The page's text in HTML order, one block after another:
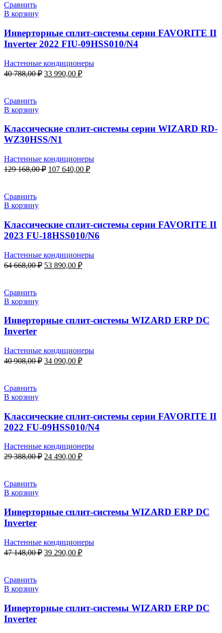
Сравнить
В корзину
Инверторные сплит-системы серии FAVORITE II
Inverter 2022 FIU-09HSS010/N4
Настенные кондиционеры
40 788,00₽ Первоначальная
33 990,00 ₽Текущая
Сравнить
В корзину
Классические сплит-системы серии WIZARD RD-
WZ30HSS/N1
Настенные кондиционеры
129 168,00₽ Первоначальная
107 640,00 ₽Текущая
Сравнить
В корзину
Классические сплит-системы серии FAVORITE II
2023 FU-18HSS010/N6
Настенные кондиционеры
64 668,00₽ Первоначальная
53 890,00 ₽Текущая
Сравнить
В корзину
Инверторные сплит-системы WIZARD ERP DC
Inverter
Настенные кондиционеры
40 908,00₽ Первоначальная
34 090,00 ₽Текущая
Сравнить
В корзину
Классические сплит-системы серии FAVORITE II
2022 FU-09HSS010/N4
Настенные кондиционеры
29 388,00₽ Первоначальная
24 490,00 ₽Текущая
Сравнить
В корзину
Инверторные сплит-системы WIZARD ERP DC
Inverter
Настенные кондиционеры
47 148,00₽ Первоначальная
39 290,00 ₽Текущая
Сравнить
В корзину
Инверторные сплит-системы WIZARD ERP DC
Inverter